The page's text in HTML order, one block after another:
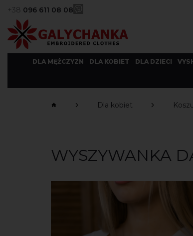
+38 096 611 08 08
DLA MĘŻCZYZN DLA KOBIET DLA DZIECI
Dla kobiet
WYSZYWANKA